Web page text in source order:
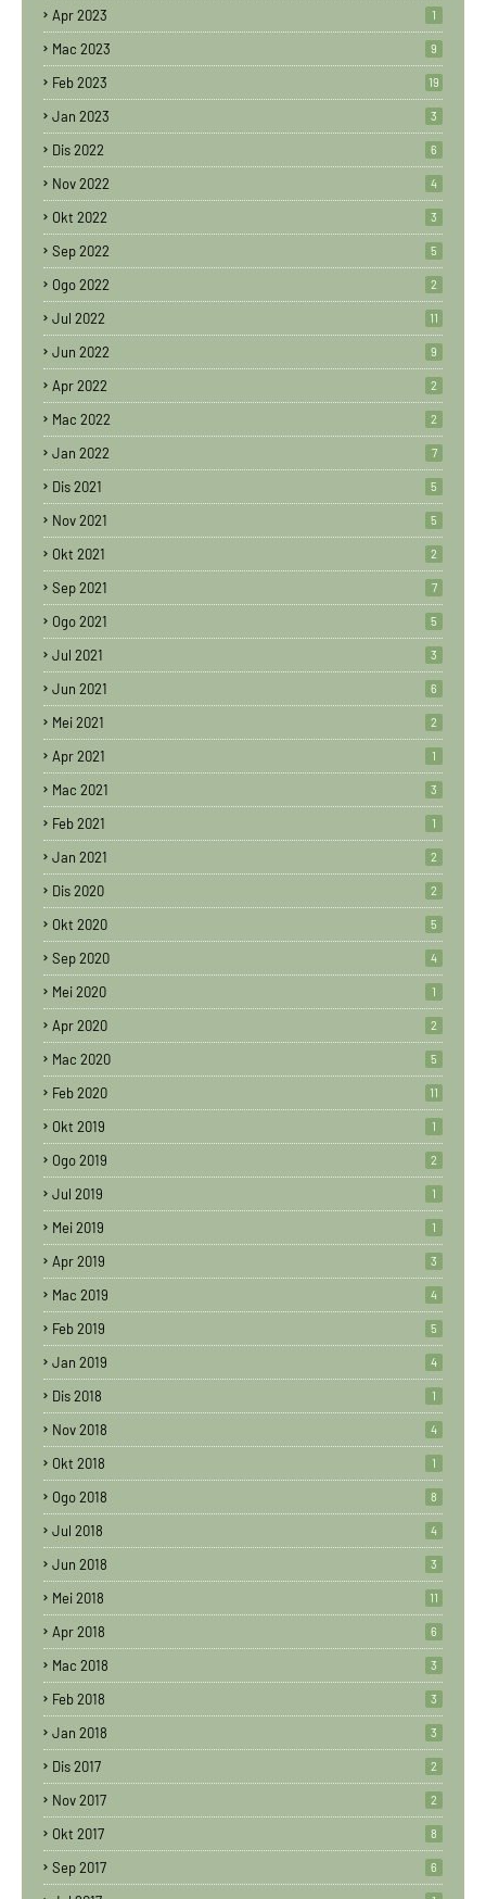
Apr 2023 1
Mac 2023 9
Feb 2023 19
Jan 2023 3
Dis 2022 6
Nov 2022 4
Okt 2022 3
Sep 2022 5
Ogo 2022 2
Jul 2022 11
Jun 2022 9
Apr 2022 2
Mac 2022 2
Jan 2022 7
Dis 2021 5
Nov 2021 5
Okt 2021 2
Sep 2021 7
Ogo 2021 5
Jul 2021 3
Jun 2021 6
Mei 2021 2
Apr 2021 1
Mac 2021 3
Feb 2021 1
Jan 2021 2
Dis 2020 2
Okt 2020 5
Sep 2020 4
Mei 2020 1
Apr 2020 2
Mac 2020 5
Feb 2020 11
Okt 2019 1
Ogo 2019 2
Jul 2019 1
Mei 2019 1
Apr 2019 3
Mac 2019 4
Feb 2019 5
Jan 2019 4
Dis 2018 1
Nov 2018 4
Okt 2018 1
Ogo 2018 8
Jul 2018 4
Jun 2018 3
Mei 2018 11
Apr 2018 6
Mac 2018 3
Feb 2018 3
Jan 2018 3
Dis 2017 2
Nov 2017 2
Okt 2017 8
Sep 2017 6